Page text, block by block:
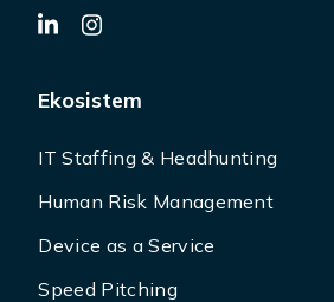
Ekosistem
IT Staffing & Headhunting
Human Risk Management
Device as a Service
Speed Pitching